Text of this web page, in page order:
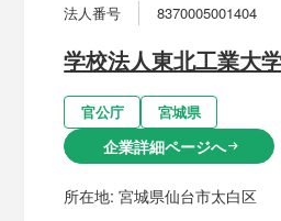
法人番号 8370005001404
学校法人東北工業大
官公庁 宮城県
企業詳細ページへarrow_right_alt
所在地:宮城県仙台市太白区